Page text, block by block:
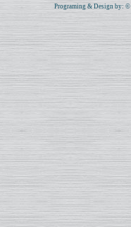
Programing & Design by: ©